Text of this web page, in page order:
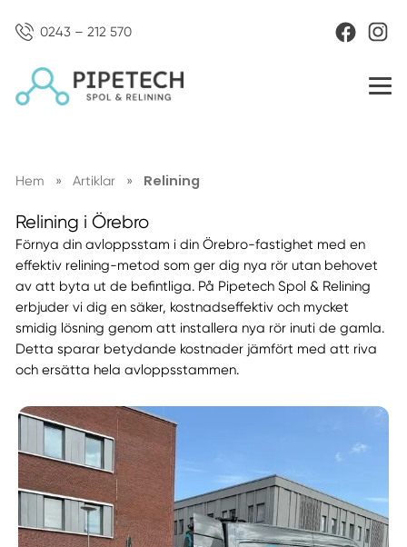
0243 – 212 570
Hem » Artiklar » Relining
Relining i Örebro
Förnya din avloppsstam i din Örebro-fastighet med en
effektiv relining-metod som ger dig nya rör utan behovet
av att byta ut de befintliga. På Pipetech Spol & Relining
erbjuder vi dig en säker, kostnadseffektiv och mycket
smidig lösning genom att installera nya rör inuti de gamla.
Detta sparar betydande kostnader jämfört med att riva
och ersätta hela avloppsstammen.